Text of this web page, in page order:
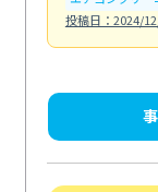
投稿日：2024/